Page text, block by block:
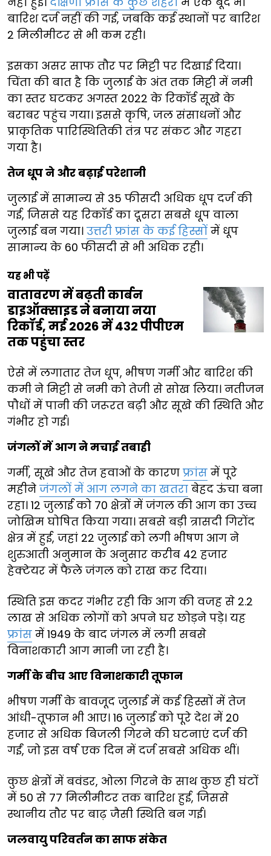
बारिश दर्ज नहीं की गई, जबकि कई स्थानों पर बारिश
2 मिलीमीटर से भी कम रही।
इसका असर साफ तौर पर मिट्टी पर दिखाई दिया।
चिंता की बात है कि जुलाई के अंत तक मिट्टी में नमी
का स्तर घटकर अगस्त 2022 के रिकॉर्ड सूखे के
बराबर पहुंच गया। इससे कृषि, जल संसाधनों और
प्राकृतिक पारिस्थितिकी तंत्र पर संकट और गहरा
गया है।
तेज धूप ने और बढ़ाई परेशानी
जुलाई में सामान्य से 35 फीसदी अधिक धूप दर्ज की
गई, जिससे यह रिकॉर्ड का दूसरा सबसे धूप वाला
जुलाई बन गया। उत्तरी फ्रांस के कई हिस्सों में धूप
सामान्य के 60 फीसदी से भी अधिक रही।
यह भी पढ़ें
वातावरण में बढ़ती कार्बन
डाइऑक्साइड ने बनाया नया
रिकॉर्ड, मई 2026 में 432 पीपीएम
तक पहुंचा स्तर
ऐसे में लगातार तेज धूप, भीषण गर्मी और बारिश की
कमी ने मिट्टी से नमी को तेजी से सोख लिया। नतीजन
पौधों में पानी की जरूरत बढ़ी और सूखे की स्थिति और
गंभीर हो गई।
जंगलों में आग ने मचाई तबाही
गर्मी, सूखे और तेज हवाओं के कारण फ्रांस में पूरे
महीने जंगलों में आग लगने का खतरा बेहद ऊंचा बना
रहा। 12 जुलाई को 70 क्षेत्रों में जंगल की आग का उच्च
जोखिम घोषित किया गया। सबसे बड़ी त्रासदी गिरोंद
क्षेत्र में हुई, जहां 22 जुलाई को लगी भीषण आग ने
शुरुआती अनुमान के अनुसार करीब 42 हजार
हेक्टेयर में फैले जंगल को राख कर दिया।
स्थिति इस कदर गंभीर रही कि आग की वजह से 2.2
लाख से अधिक लोगों को अपने घर छोड़ने पड़े। यह
फ्रांस में 1949 के बाद जंगल में लगी सबसे
विनाशकारी आग मानी जा रही है।
गर्मी के बीच आए विनाशकारी तूफान
भीषण गर्मी के बावजूद जुलाई में कई हिस्सों में तेज
आंधी-तूफान भी आए। 16 जुलाई को पूरे देश में 20
हजार से अधिक बिजली गिरने की घटनाएं दर्ज की
गईं, जो इस वर्ष एक दिन में दर्ज सबसे अधिक थीं।
कुछ क्षेत्रों में बवंडर, ओला गिरने के साथ कुछ ही घंटों
में 50 से 77 मिलीमीटर तक बारिश हुई, जिससे
स्थानीय तौर पर बाढ़ जैसी स्थिति बन गई।
जलवायु परिवर्तन का साफ संकेत